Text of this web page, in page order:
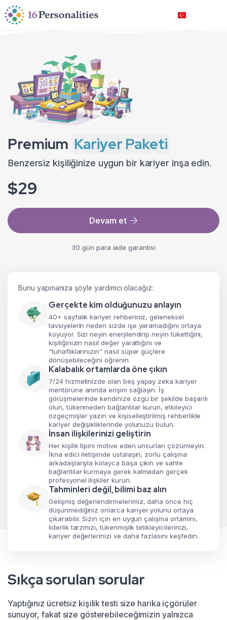
Ana içeriğe geç
Erişilebilirlik seçeneklerine geç
Türkçe
Premium Kariyer Paketi
Benzersiz kişiliğinize uygun bir kariyer inşa edin.
$29
Devam et
30 gün para iade garantisi
Bunu yapmanıza şöyle yardımcı olacağız:
Gerçekte kim olduğunuzu anlayın
40+ sayfalık kariyer rehberiniz, geleneksel
tavsiyelerin neden sizde işe yaramadığını ortaya
koyuyor. Sizi neyin enerjilendirip neyin tükettiğini,
kişiliğinizin nasıl değer yarattığını ve
“tuhaflıklarınızın” nasıl süper güçlere
dönüşebileceğini öğrenin.
Kalabalık ortamlarda öne çıkın
7/24 hizmetinizde olan beş yapay zeka kariyer
mentörüne anında erişim sağlayın. İş
görüşmelerinde kendinize özgü bir şekilde başarılı
olun, tükenmeden bağlantılar kurun, etkileyici
özgeçmişler yazın ve kişiselleştirilmiş rehberlikle
kariyer değişikliklerinde yolunuzu bulun.
İnsan ilişkilerinizi geliştirin
Her kişilik tipini motive eden unsurları çözümleyin.
İkna edici iletişimde ustalaşın, zorlu çalışma
arkadaşlarıyla kolayca başa çıkın ve sahte
bağlantılar kurmaya gerek kalmadan gerçek
profesyonel ilişkiler kurun.
Tahminleri değil, bilimi baz alın
Gelişmiş değerlendirmelerimiz, daha önce hiç
düşünmediğiniz onlarca kariyer yolunu ortaya
çıkarabilir. Sizin için en uygun çalışma ortamını,
liderlik tarzınızı, tükenmişlik tetikleyicilerinizi,
kariyer değerlerinizi ve daha fazlasını keşfedin.
Sıkça sorulan sorular
Yaptığınız ücretsiz kişilik testi size harika içgörüler
sunuyor, fakat size gösterebileceğimizin yalnızca